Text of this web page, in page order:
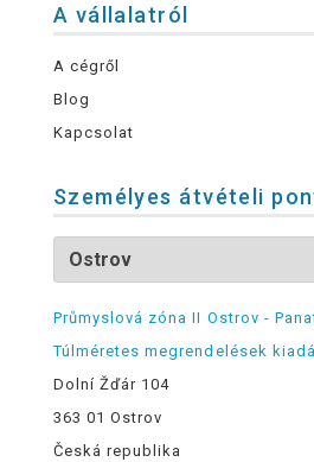
A vállalatról
A cégről
Blog
Kapcsolat
Személyes átvételi
Průmyslová zóna II Ostrov -
Túlméretes megrendelések
Dolní Žďár 104
363 01 Ostrov
Česká republika